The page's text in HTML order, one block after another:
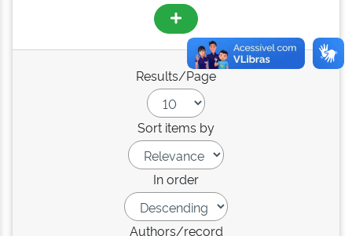
Results/Page
Sort items by
In order
Authors/record